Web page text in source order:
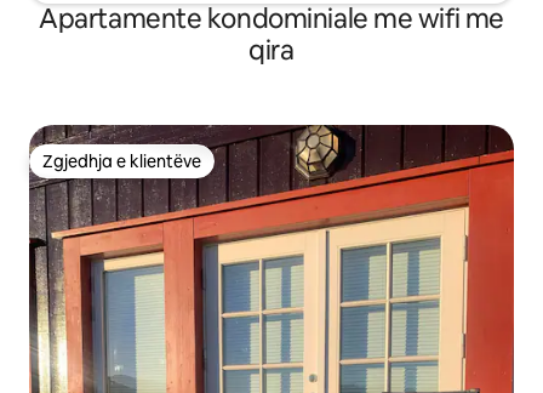
Apartamente kondominiale me wifi me
qira
Zgjedhja e klientëve
Zgjedhja e klientëve